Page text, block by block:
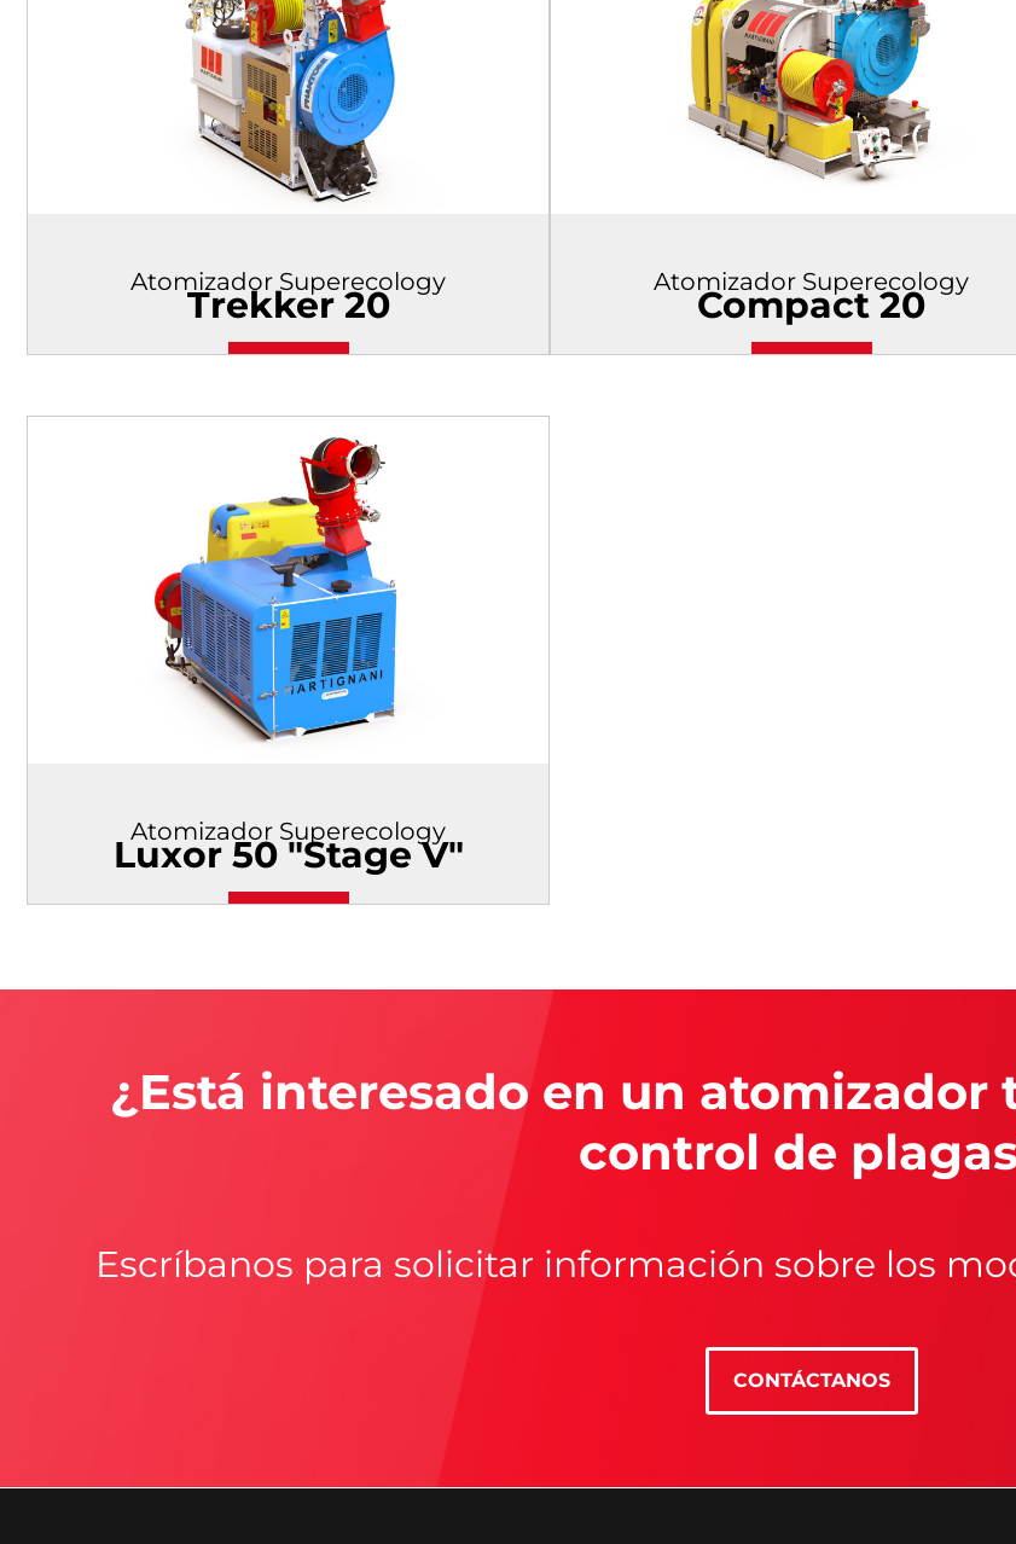
Atomizador Superecology
Trekker 20
Atomizador Superecology
Compact 20
Atomizador Superecology
Luxor 50 "Stage V"
¿Está interesado en un atomizador
control de
Escríbanos para solicitar información sobre los
CONTÁCTANOS